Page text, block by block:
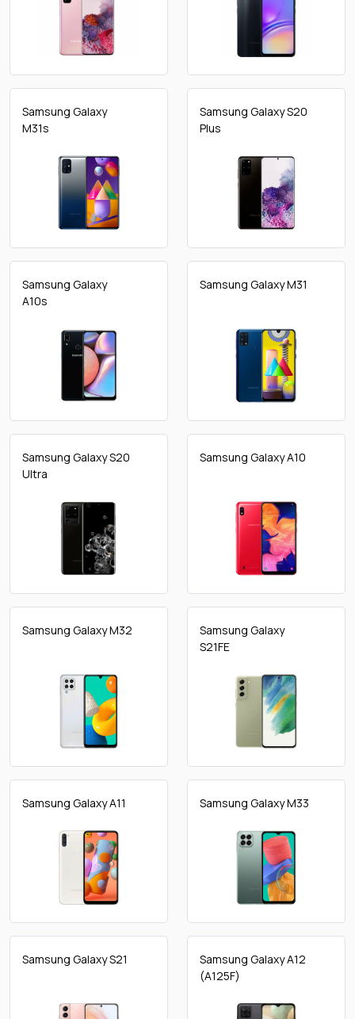
Samsung Galaxy
M31s
Samsung Galaxy S20
Plus
Samsung Galaxy
A10s
Samsung Galaxy M31
Samsung Galaxy S20
Ultra
Samsung Galaxy A10
Samsung Galaxy M32
Samsung Galaxy
S21FE
Samsung Galaxy A11 Samsung Galaxy M33
Samsung Galaxy S21
Samsung Galaxy A12
(A125F)